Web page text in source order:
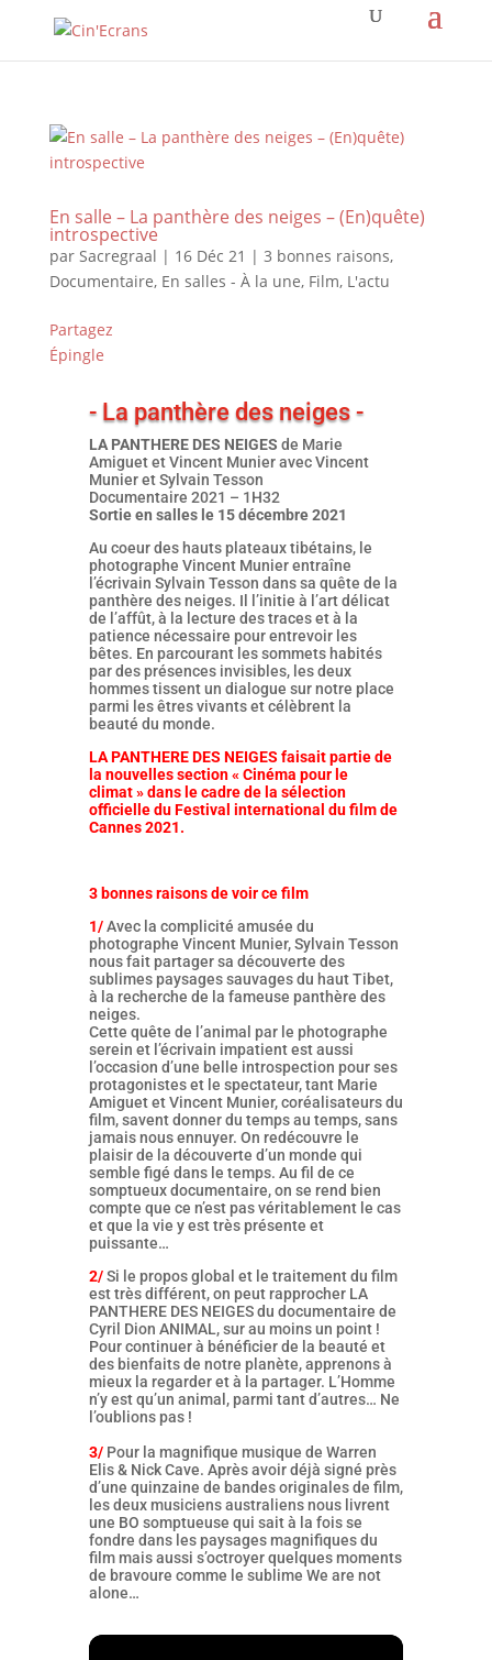
En salle – La panthère des neiges – (En)quête)
introspective
par Sacregraal | 16 Déc 21 | 3 bonnes raisons,
Documentaire, En salles - À la une, Film, L'actu
Partagez
Épingle
- La panthère des neiges -
LA PANTHERE DES NEIGES de Marie
Amiguet et Vincent Munier avec Vincent
Munier et Sylvain Tesson
Documentaire 2021 – 1H32
Sortie en salles le 15 décembre 2021
Au coeur des hauts plateaux tibétains, le
photographe Vincent Munier entraîne
l’écrivain Sylvain Tesson dans sa quête de la
panthère des neiges. Il l’initie à l’art délicat
de l’affût, à la lecture des traces et à la
patience nécessaire pour entrevoir les
bêtes. En parcourant les sommets habités
par des présences invisibles, les deux
hommes tissent un dialogue sur notre place
parmi les êtres vivants et célèbrent la
beauté du monde.
LA PANTHERE DES NEIGES faisait partie de
la nouvelles section « Cinéma pour le
climat » dans le cadre de la sélection
officielle du Festival international du film de
Cannes 2021.
3 bonnes raisons de voir ce film
1/ Avec la complicité amusée du
photographe Vincent Munier, Sylvain Tesson
nous fait partager sa découverte des
sublimes paysages sauvages du haut Tibet,
à la recherche de la fameuse panthère des
neiges.
Cette quête de l’animal par le photographe
serein et l’écrivain impatient est aussi
l’occasion d’une belle introspection pour ses
protagonistes et le spectateur, tant Marie
Amiguet et Vincent Munier, coréalisateurs du
film, savent donner du temps au temps, sans
jamais nous ennuyer. On redécouvre le
plaisir de la découverte d’un monde qui
semble figé dans le temps. Au fil de ce
somptueux documentaire, on se rend bien
compte que ce n’est pas véritablement le cas
et que la vie y est très présente et
puissante…
2/Si le propos global et le traitement du film
est très différent, on peut rapprocher LA
PANTHERE DES NEIGES du documentaire de
Cyril Dion ANIMAL, sur au moins un point !
Pour continuer à bénéficier de la beauté et
des bienfaits de notre planète, apprenons à
mieux la regarder et à la partager. L’Homme
n’y est qu’un animal, parmi tant d’autres… Ne
l’oublions pas !
3/Pour la magnifique musique de Warren
Elis & Nick Cave. Après avoir déjà signé près
d’une quinzaine de bandes originales de film,
les deux musiciens australiens nous livrent
une BO somptueuse qui sait à la fois se
fondre dans les paysages magnifiques du
film mais aussi s’octroyer quelques moments
de bravoure comme le sublime We are not
alone…